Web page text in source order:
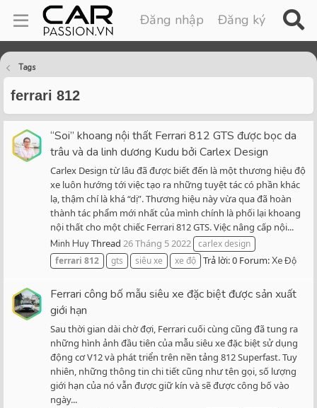
Đăng nhập Đăng ký
Tags
ferrari 812
“Soi” khoang nội thất Ferrari 812 GTS được bọc da
trâu và da linh dương Kudu bởi Carlex Design
Carlex Design từ lâu đã được biết đến là một thương hiệu độ
xe luôn hướng tới việc tạo ra những tuyệt tác có phần khác
lạ, thậm chí là khá “dị”. Thương hiệu này vừa qua đã hoàn
thành tác phẩm mới nhất của mình chính là phối lại khoang
nội thất cho một chiếc Ferrari 812 GTS. Việc nâng cấp nội...
Minh HuyThread 26 Tháng 5 2022 carlex design
ferrari 812 gts siêu xe xe độ Trả lời: 0 Forum:Xe Độ
Ferrari công bố mẫu siêu xe đặc biệt được sản xuất
giới hạn
Sau thời gian dài chờ đợi, Ferrari cuối cùng cũng đã tung ra
những hình ảnh đầu tiên của mẫu siêu xe đặc biệt sử dụng
động cơ V12 và phát triển trên nền tảng 812 Superfast. Tuy
nhiên, những thông tin chi tiết cũng như tên gọi, số lượng
giới hạn của nó vẫn được giữ kín và sẽ được công bố vào
ngày...